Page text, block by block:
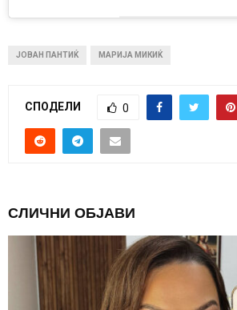
ЈОВАН ПАНТИЌ МАРИЈА МИКИЌ
СПОДЕЛИ 0
СЛИЧНИ ОБЈАВИ